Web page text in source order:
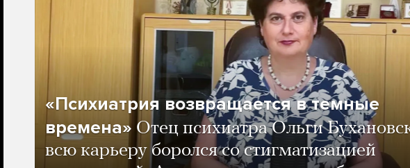
«Психиатрия возвращается в темные
времена» Отец психиатра Ольги
всю карьеру боролся со стигматизацией